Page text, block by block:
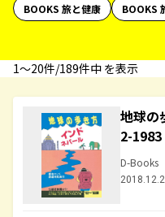
BOOKS 旅と健康
BOOKS
1〜20件/189件中 を表示
地球の
2-1983
D-Books